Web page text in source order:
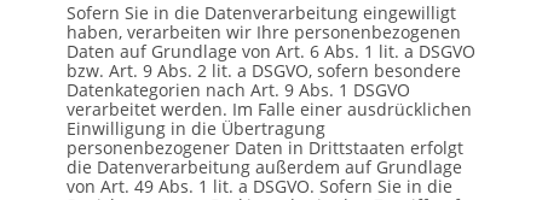
Sofern Sie in die Datenverarbeitung eingewilligt
haben, verarbeiten wir Ihre personenbezogenen
Daten auf Grundlage von Art. 6 Abs. 1 lit. a DSGVO
bzw. Art. 9 Abs. 2 lit. a DSGVO, sofern besondere
Datenkategorien nach Art. 9 Abs. 1 DSGVO
verarbeitet werden. Im Falle einer ausdrücklichen
Einwilligung in die Übertragung
personenbezogener Daten in Drittstaaten erfolgt
die Datenverarbeitung außerdem auf Grundlage
von Art. 49 Abs. 1 lit. a DSGVO. Sofern Sie in die